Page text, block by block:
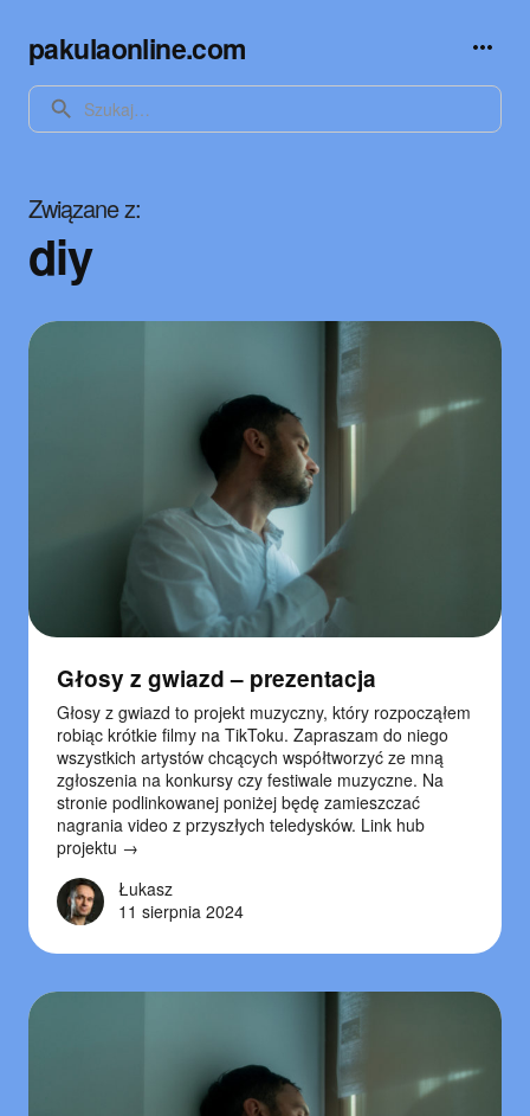
pakulaonline.com
SEARCH
Związane z
diy
Głosy z gwiazd – prezentacja
Głosy z gwiazd to projekt muzyczny, który rozpocząłem
robiąc krótkie filmy na TikToku. Zapraszam do niego
wszystkich artystów chcących współtworzyć ze mną
zgłoszenia na konkursy czy festiwale muzyczne. Na
stronie podlinkowanej poniżej będę zamieszczać
nagrania video z przyszłych teledysków. Link hub
projektu →
Łukasz
11 sierpnia 2024